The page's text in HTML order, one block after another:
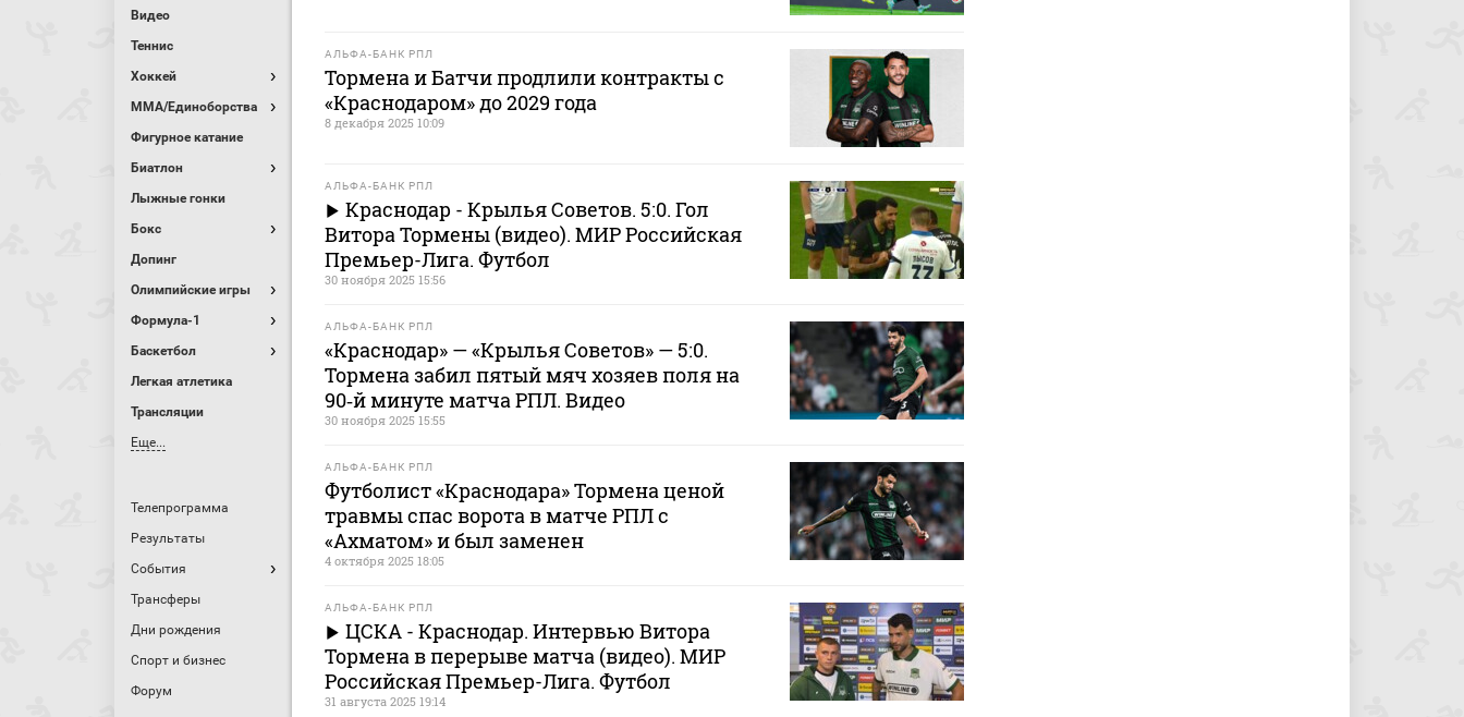
Видео
Теннис
Хоккей
MMA/Единоборства
Фигурное катание
Биатлон
Лыжные гонки
Бокс
Допинг
Олимпийские игры
Формула-1
Баскетбол
Легкая атлетика
Трансляции
Еще...
Телепрограмма
Результаты
События
Трансферы
Дни рождения
Спорт и бизнес
Форум
АЛЬФА-БАНК РПЛ
Тормена и Батчи продлили контракты с
«Краснодаром» до 2029 года
8 декабря 2025 10:09
АЛЬФА-БАНК РПЛ
Краснодар - Крылья Советов. 5:0. Гол
Витора Тормены (видео). МИР Российская
Премьер-Лига. Футбол
30 ноября 2025 15:56
АЛЬФА-БАНК РПЛ
«Краснодар» — «Крылья Советов» — 5:0.
Тормена забил пятый мяч хозяев поля на
90‑й минуте матча РПЛ. Видео
30 ноября 2025 15:55
АЛЬФА-БАНК РПЛ
Футболист «Краснодара» Тормена ценой
травмы спас ворота в матче РПЛ с
«Ахматом» и был заменен
4 октября 2025 18:05
АЛЬФА-БАНК РПЛ
ЦСКА - Краснодар. Интервью Витора
Тормена в перерыве матча (видео). МИР
Российская Премьер-Лига. Футбол
31 августа 2025 19:14